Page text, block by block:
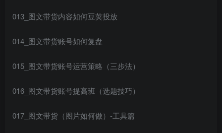
013_图文带货内容如何豆荚投放
014_图文带货账号如何复盘
015_图文带货账号运营策略（三步法）
016_图文带货账号提高班（选题技巧）
017_图文带货（图片如何做）-工具篇